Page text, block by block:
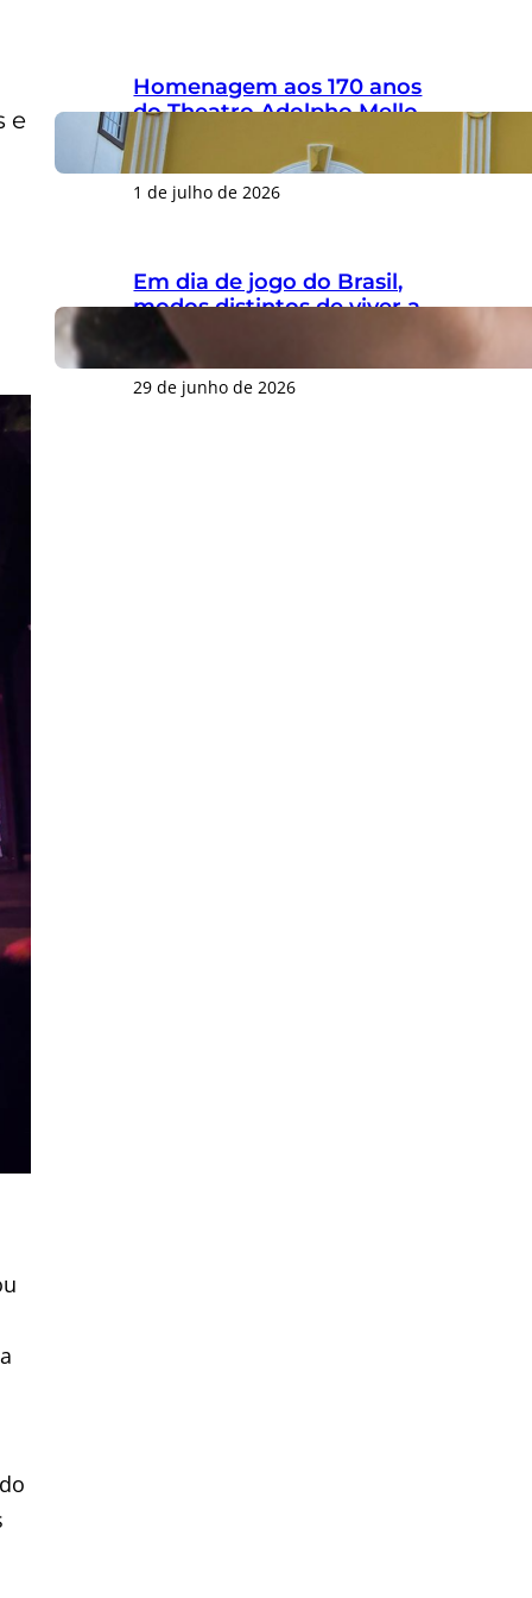
e
Homenagem aos 170 anos
do Theatro Adolpho Mello
gera críticas por ignorar
legado do patrono
1 de julho de 2026
Em dia de jogo do Brasil,
modos distintos de viver a
Copa do Mundo marcam o
Centro de Florianópolis
29 de junho de 2026